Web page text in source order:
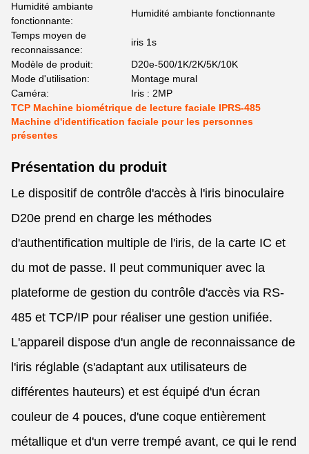
Humidité ambiante
fonctionnante:
Humidité ambiante fonctionnante
Temps moyen de
reconnaissance:
iris 1s
Modèle de produit:
D20e-500/1K/2K/5K/10K
Mode d'utilisation:
Montage mural
Caméra:
Iris : 2MP
TCP Machine biométrique de lecture faciale IPRS-485
Machine d'identification faciale pour les personnes
présentes
Présentation du produit
Le dispositif de contrôle d'accès à l'iris binoculaire
D20e prend en charge les méthodes
d'authentification multiple de l'iris, de la carte IC et
du mot de passe. Il peut communiquer avec la
plateforme de gestion du contrôle d'accès via RS-
485 et TCP/IP pour réaliser une gestion unifiée.
L'appareil dispose d'un angle de reconnaissance de
l'iris réglable (s'adaptant aux utilisateurs de
différentes hauteurs) et est équipé d'un écran
couleur de 4 pouces, d'une coque entièrement
métallique et d'un verre trempé avant, ce qui le rend